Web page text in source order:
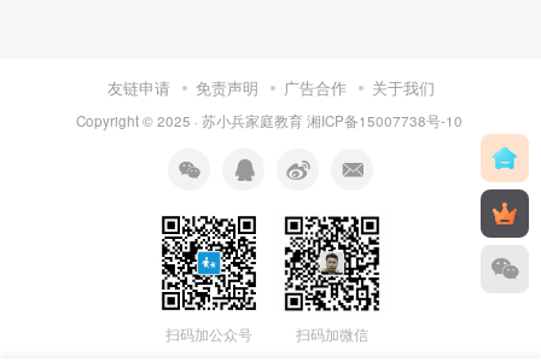
友链申请 免责声明 广告合作 关于我们
Copyright © 2025 · 苏小兵家庭教育 湘ICP备15007738号-10
扫码加公众号 扫码加微信